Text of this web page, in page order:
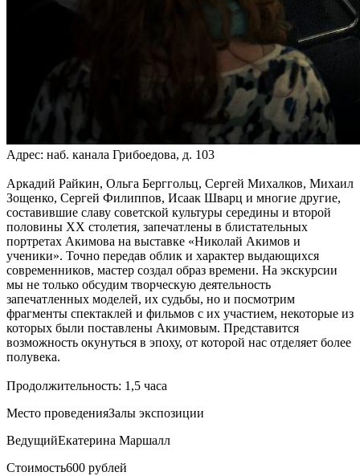
Адрес: наб. канала Грибоедова, д. 103
Аркадий Райкин, Ольга Берггольц, Сергей Михалков, Михаил
Зощенко, Сергей Филиппов, Исаак Шварц и многие другие,
составившие славу советской культуры середины и второй
половины ХХ столетия, запечатлены в блистательных
портретах Акимова на выставке «Николай Акимов и
ученики». Точно передав облик и характер выдающихся
современников, мастер создал образ времени. На экскурсии
мы не только обсудим творческую деятельность
запечатленных моделей, их судьбы, но и посмотрим
фрагменты спектаклей и фильмов с их участием, некоторые из
которых были поставлены Акимовым. Представится
возможность окунуться в эпоху, от которой нас отделяет более
полувека.
Продолжительность: 1,5 часа
Место проведенияЗалы экспозиции
ВедущийЕкатерина Маршалл
Стоимость600 рублей